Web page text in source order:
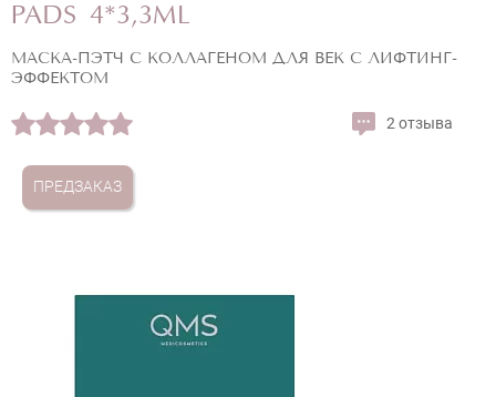
PADS 4*3,3ML
МАСКА-ПЭТЧ С КОЛЛАГЕНОМ ДЛЯ ВЕК С ЛИФТИНГ-
ЭФФЕКТОМ
2 отзыва
ПРЕДЗАКАЗ